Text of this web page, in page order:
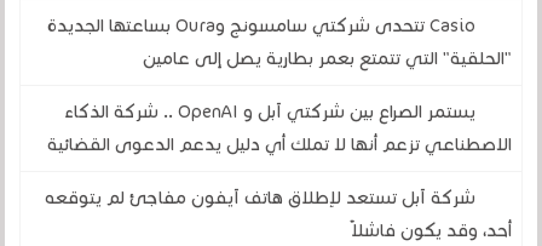
Casio تتحدى شركتي سامسونج وOura بساعتها الجديدة
"الحلقية" التي تتمتع بعمر بطارية يصل إلى عامين
يستمر الصراع بين شركتي آبل و OpenAI .. شركة الذكاء
الاصطناعي تزعم أنها لا تملك أي دليل يدعم الدعوى القضائية
شركة آبل تستعد لإطلاق هاتف آيفون مفاجئ لم يتوقعه
أحد، وقد يكون فاشلاً